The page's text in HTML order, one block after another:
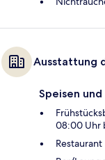
Ausstattung
Speisen
08:00 Uhr
Restaurant